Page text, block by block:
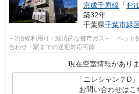
京成千原線 「お
築32年
千葉県千葉市緑
～2沿線利用可・経済的な都市ガス～ ペッ
合わせ・駅までの送迎対応可能
現在空室情報がありま
「ニレシャンテD
お問い合わせはこ